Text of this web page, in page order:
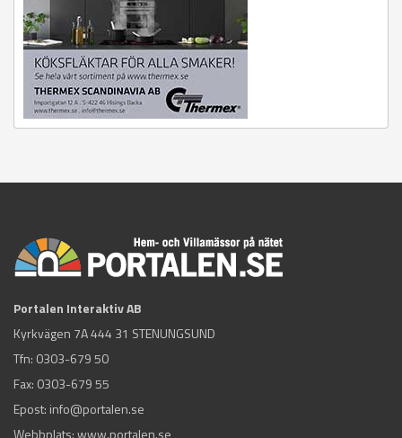
Portalen Interaktiv AB
Kyrkvägen 7A 444 31 STENUNGSUND
Tfn: 0303-679 50
Fax: 0303-679 55
Epost: info@portalen.se
Webbplats: www.portalen.se